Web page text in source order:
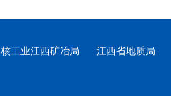
核工业江西矿冶局 江西省地质局